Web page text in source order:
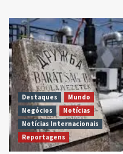
Destaques
Mundo
Negócios
Notícias
Notícias Internacionais
Reportagens